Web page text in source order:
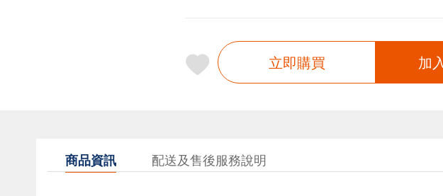
立即購買 加
商品資訊 配送及售後服務說明